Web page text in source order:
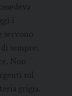
i
servono
sempre:
Non
sul
grigia.